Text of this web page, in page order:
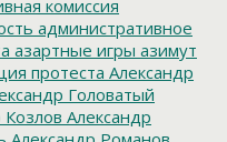
комиссия
административное
азартные игры азимут
протеста Александр
Головатый
Козлов Александр